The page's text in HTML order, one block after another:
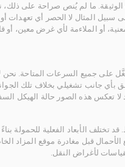
ما لم يُنص صراحة على ذلك،
سبيل المثال لا الحصر أي تعهدات
أو الملاءمة لأي غرض معين،
على جميع السرعات المتاحة.
بأي جانب تشغيلي بخلاف تلك
تعكس هذه الصور حالة الهيكل
تختلف الأبعاد الفعلية للحمولة
قبل مغادرة موقع المزاد
لأغراض النقل.